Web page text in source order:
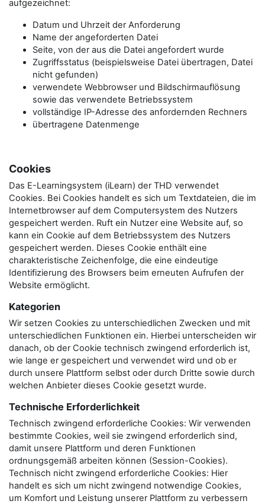
aufgezeichnet:
Datum und Uhrzeit der Anforderung
Name der angeforderten Datei
Seite, von der aus die Datei angefordert wurde
Zugriffsstatus (beispielsweise Datei übertragen, Datei
nicht gefunden)
verwendete Webbrowser und Bildschirmauflösung
sowie das verwendete Betriebssystem
vollständige IP-Adresse des anfordernden Rechners
übertragene Datenmenge
Cookies
Das E-Learningsystem (iLearn) der THD verwendet
Cookies. Bei Cookies handelt es sich um Textdateien, die im
Internetbrowser auf dem Computersystem des Nutzers
gespeichert werden. Ruft ein Nutzer eine Website auf, so
kann ein Cookie auf dem Betriebssystem des Nutzers
gespeichert werden. Dieses Cookie enthält eine
charakteristische Zeichenfolge, die eine eindeutige
Identifizierung des Browsers beim erneuten Aufrufen der
Website ermöglicht.
Kategorien
Wir setzen Cookies zu unterschiedlichen Zwecken und mit
unterschiedlichen Funktionen ein. Hierbei unterscheiden wir
danach, ob der Cookie technisch zwingend erforderlich ist,
wie lange er gespeichert und verwendet wird und ob er
durch unsere Plattform selbst oder durch Dritte sowie durch
welchen Anbieter dieses Cookie gesetzt wurde.
Technische Erforderlichkeit
Technisch zwingend erforderliche Cookies: Wir verwenden
bestimmte Cookies, weil sie zwingend erforderlich sind,
damit unsere Plattform und deren Funktionen
ordnungsgemäß arbeiten können (Session-Cookies).
Technisch nicht zwingend erforderliche Cookies: Hier
handelt es sich um nicht zwingend notwendige Cookies,
um Komfort und Leistung unserer Plattform zu verbessern